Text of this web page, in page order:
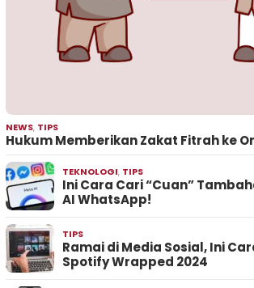
NEWS, TIPS
Hukum Memberikan Zakat Fitrah ke
TEKNOLOGI, TIPS
Ini Cara Cari “Cuan”
AI WhatsApp!
TIPS
Ramai di Media Sosial, Ini
Spotify Wrapped 2024